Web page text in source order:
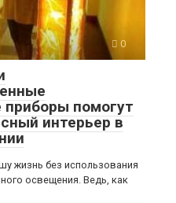
0
помогут
интерьер в
жизнь без использования
освещения. Ведь, как